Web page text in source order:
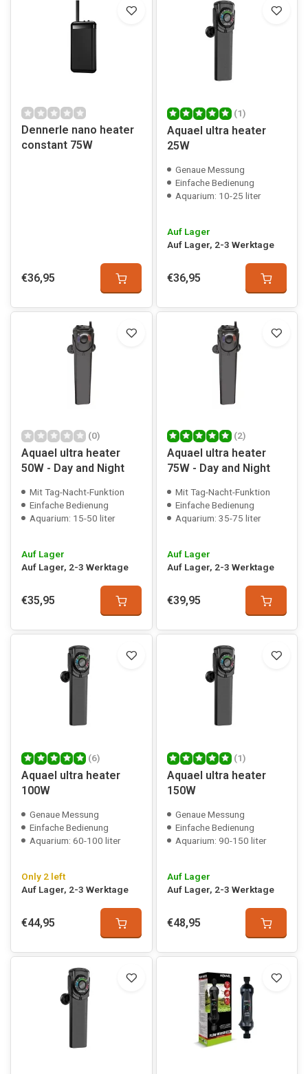
Dennerle nano heater
constant 75W
€36,95
(1)
Aquael ultra heater
25W
Genaue Messung
Einfache Bedienung
Aquarium: 10-25 liter
Auf Lager
Auf Lager, 2-3 Werktage
€36,95
(0)
Aquael ultra heater
50W - Day and Night
Mit Tag-Nacht-Funktion
Einfache Bedienung
Aquarium: 15-50 liter
Auf Lager
Auf Lager, 2-3 Werktage
€35,95
(2)
Aquael ultra heater
75W - Day and Night
Mit Tag-Nacht-Funktion
Einfache Bedienung
Aquarium: 35-75 liter
Auf Lager
Auf Lager, 2-3 Werktage
€39,95
(6)
Aquael ultra heater
100W
Genaue Messung
Einfache Bedienung
Aquarium: 60-100 liter
Only 2 left
Auf Lager, 2-3 Werktage
€44,95
(1)
Aquael ultra heater
150W
Genaue Messung
Einfache Bedienung
Aquarium: 90-150 liter
Auf Lager
Auf Lager, 2-3 Werktage
€48,95